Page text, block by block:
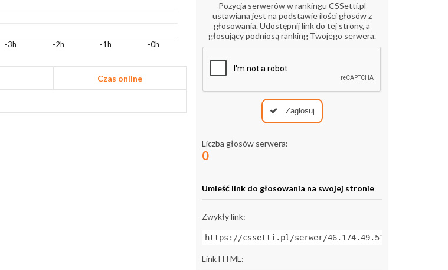
-3h -2h -1h -0h
Czas online
Pozycja serwerów w rankingu CSSetti.pl
ustawiana jest na podstawie ilości głosów z
głosowania. Udostępnij link do tej strony, a
głosujący podniosą ranking Twojego serwera.
Zagłosuj
Liczba głosów serwera:
0
Umieść link do głosowania na swojej stronie
Zwykły link:
https://cssetti.pl/serwer/46.174.49.51:27015
Link HTML: